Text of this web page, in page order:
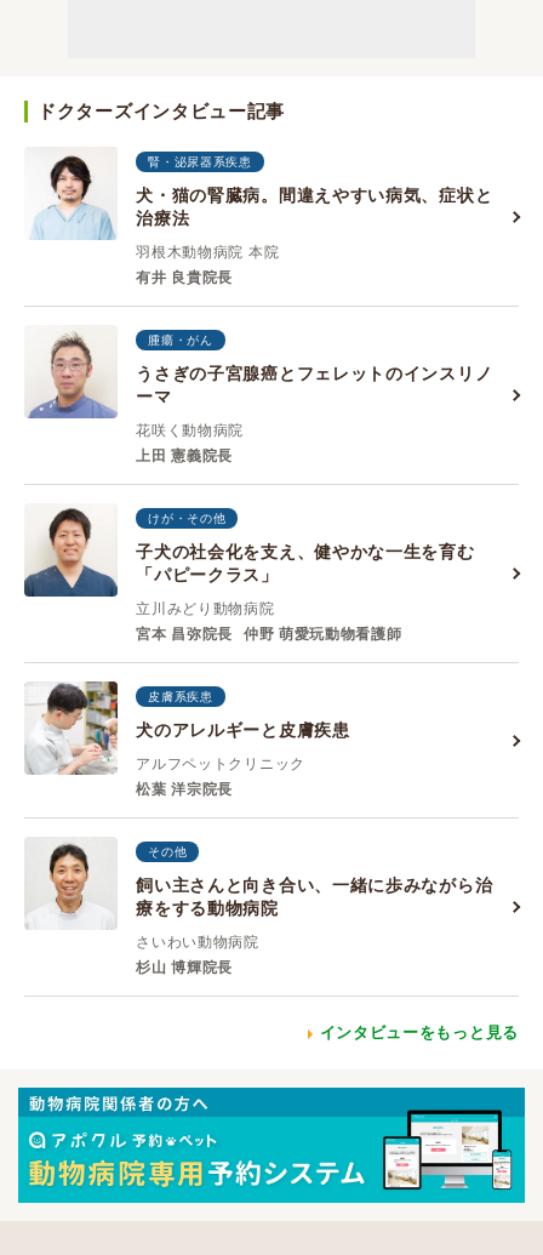
ドクターズインタビュー記事
腎・泌尿器系疾患
犬・猫の腎臓病。間違えやすい病気、症状と
治療法
羽根木動物病院 本院
有井 良貴院長
腫瘍・がん
うさぎの子宮腺癌とフェレットのインスリノ
ーマ
花咲く動物病院
上田 憲義院長
けが・その他
子犬の社会化を支え、健やかな一生を育む
「パピークラス」
立川みどり動物病院
宮本 昌弥院長
仲野 萌愛玩動物看護師
皮膚系疾患
犬のアレルギーと皮膚疾患
アルフペットクリニック
松葉 洋宗院長
その他
飼い主さんと向き合い、一緒に歩みながら治
療をする動物病院
さいわい動物病院
杉山 博輝院長
インタビューをもっと見る